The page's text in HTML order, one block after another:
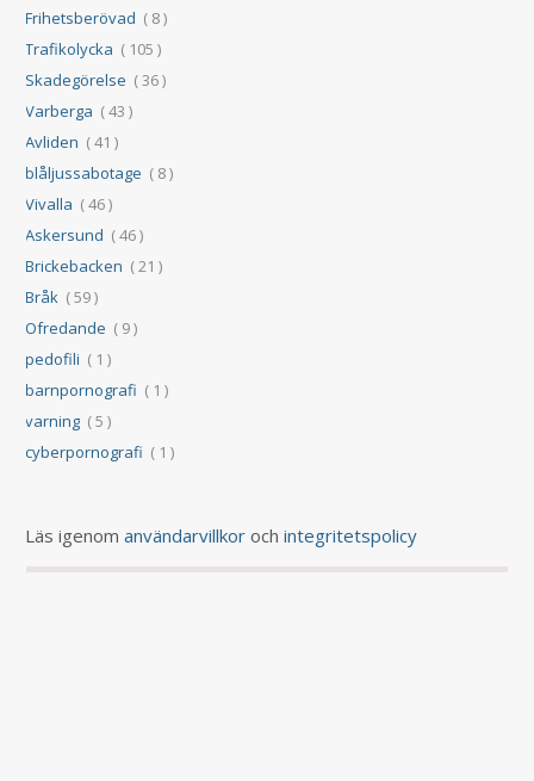
Frihetsberövad ( 8 )
Trafikolycka ( 105 )
Skadegörelse ( 36 )
Varberga ( 43 )
Avliden ( 41 )
blåljussabotage ( 8 )
Vivalla ( 46 )
Askersund ( 46 )
Brickebacken ( 21 )
Bråk ( 59 )
Ofredande ( 9 )
pedofili ( 1 )
barnpornografi ( 1 )
varning ( 5 )
cyberpornografi ( 1 )
Läs igenomanvändarvillkor ochintegritetspolicy